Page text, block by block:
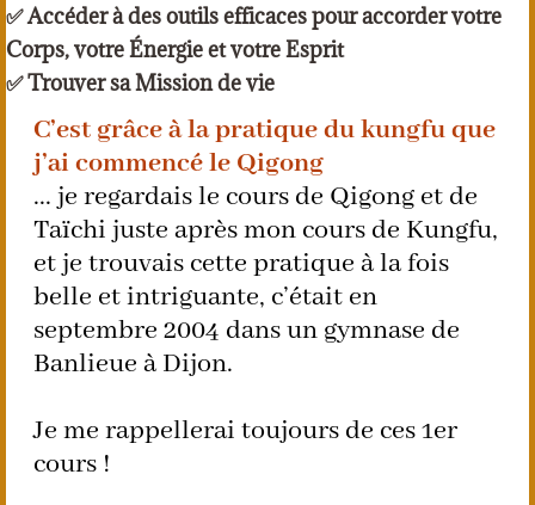
✅ Accéder à des outils efficaces pour accorder votre
Corps, votre Énergie et votre Esprit
✅ Trouver sa Mission de vie
C’est grâce à la pratique du kungfu que
j’ai commencé le Qigong
... je regardais le cours de Qigong et de
Taïchi juste après mon cours de Kungfu,
et je trouvais cette pratique à la fois
belle et intriguante, c’était en
septembre 2004 dans un gymnase de
Banlieue à Dijon.
Je me rappellerai toujours de ces 1er
cours !